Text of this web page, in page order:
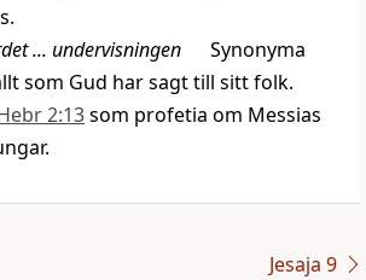
... undervisningen Synonyma
som Gud har sagt till sitt folk.
2:13som profetia om Messias
Jesaja 9